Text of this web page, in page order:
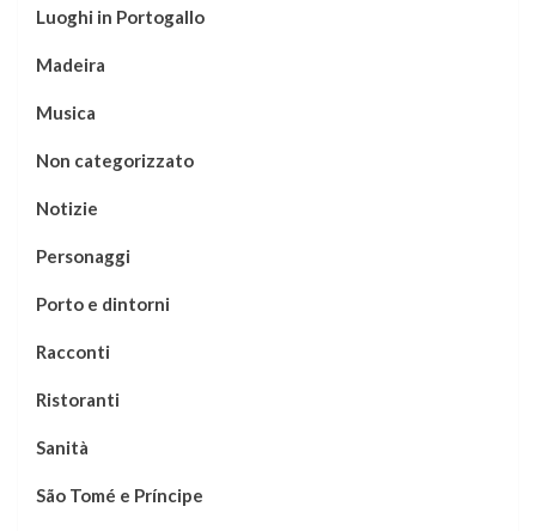
Luoghi in Portogallo
Madeira
Musica
Non categorizzato
Notizie
Personaggi
Porto e dintorni
Racconti
Ristoranti
Sanità
São Tomé e Príncipe